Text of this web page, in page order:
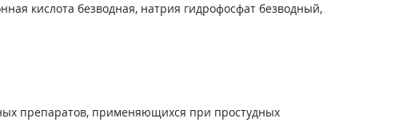
кислота безводная, натрия гидрофосфат безводный,
препаратов, применяющихся при простудных